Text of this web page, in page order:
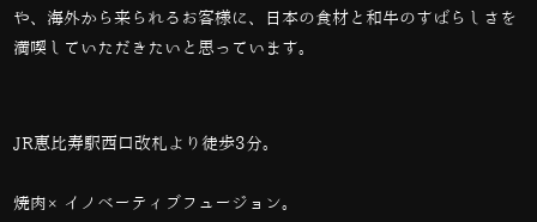
や、海外から来られるお客様に、日本の食材と和牛のすばらしさを
満喫していただきたいと思っています。
JR恵比寿駅西口改札より徒歩3分。
焼肉×イノベーティブフュージョン。